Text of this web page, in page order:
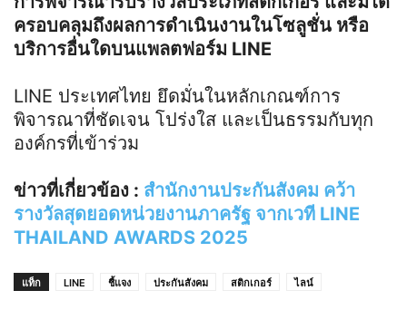
ครอบคลุมถึงผลการดำเนินงานในโซลูชั่น หรือ
บริการอื่นใดบนแพลตฟอร์ม LINE
LINE ประเทศไทย ยึดมั่นในหลักเกณฑ์การ
พิจารณาที่ชัดเจน โปร่งใส และเป็นธรรมกับทุก
องค์กรที่เข้าร่วม
ข่าวที่เกี่ยวข้อง : สำนักงานประกันสังคม คว้า
รางวัลสุดยอดหน่วยงานภาครัฐ จากเวที LINE
THAILAND AWARDS 2025
แท็ก LINE ชี้แจง ประกันสังคม สติกเกอร์ ไลน์